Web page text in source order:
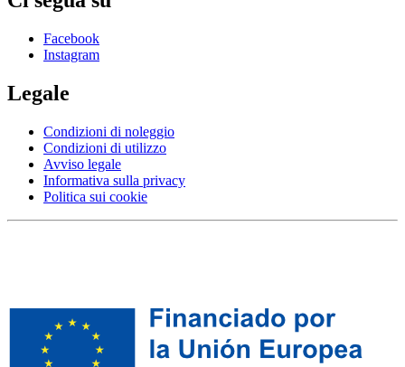
Facebook
Instagram
Legale
Condizioni di noleggio
Condizioni di utilizzo
Avviso legale
Informativa sulla privacy
Politica sui cookie